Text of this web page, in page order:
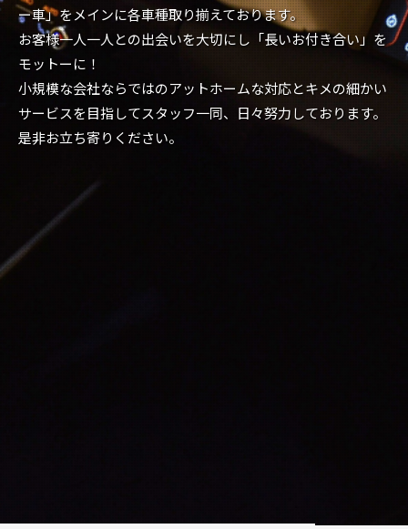
ー車」をメインに各車種取り揃えております。
お客様一人一人との出会いを大切にし「長いお付き合い」を
モットーに！
小規模な会社ならではのアットホームな対応とキメの細かい
サービスを目指してスタッフ一同、日々努力しております。
是非お立ち寄りください。